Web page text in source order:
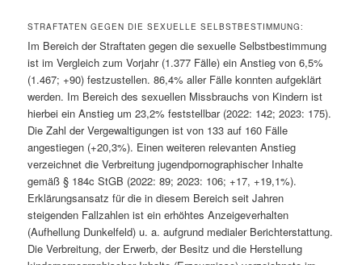
STRAFTATEN GEGEN DIE SEXUELLE SELBSTBESTIMMUNG:
Im Bereich der Straftaten gegen die sexuelle Selbstbestimmung
ist im Vergleich zum Vorjahr (1.377 Fälle) ein Anstieg von 6,5%
(1.467; +90) festzustellen. 86,4% aller Fälle konnten aufgeklärt
werden. Im Bereich des sexuellen Missbrauchs von Kindern ist
hierbei ein Anstieg um 23,2% feststellbar (2022: 142; 2023: 175).
Die Zahl der Vergewaltigungen ist von 133 auf 160 Fälle
angestiegen (+20,3%). Einen weiteren relevanten Anstieg
verzeichnet die Verbreitung jugendpornographischer Inhalte
gemäß § 184c StGB (2022: 89; 2023: 106; +17, +19,1%).
Erklärungsansatz für die in diesem Bereich seit Jahren
steigenden Fallzahlen ist ein erhöhtes Anzeigeverhalten
(Aufhellung Dunkelfeld) u. a. aufgrund medialer Berichterstattung.
Die Verbreitung, der Erwerb, der Besitz und die Herstellung